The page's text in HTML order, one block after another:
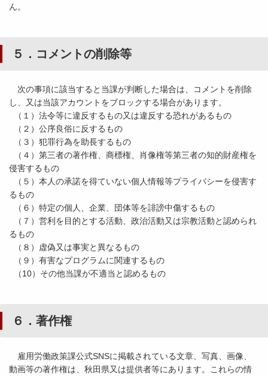
ん。
５．コメントの削除等
次の事項に該当すると当課が判断した場合は、コメントを削除
し、又は当該アカウントをブロックする場合があります。
（１）法令等に違反するもの又は違反する恐れがあるもの
（２）公序良俗に反するもの
（３）犯罪行為を助長するもの
（４）第三者の著作権、商標権、肖像権等第三者の知的財産権を
侵害するもの
（５）本人の承諾を得ていない個人情報等プライバシーを侵害す
るもの
（６）特定の個人、企業、団体等を誹謗中傷するもの
（７）営利を目的とする活動、政治活動又は宗教活動と認められ
るもの
（８）虚偽又は事実と異なるもの
（９）有害なプログラムに関連するもの
（10）その他当課が不適当と認めるもの
６．著作権
雇用労働政策課公式SNSに掲載されている文章、写真、画像、
動画等の著作権は、秋田県又は提供者等にあります。これらの情